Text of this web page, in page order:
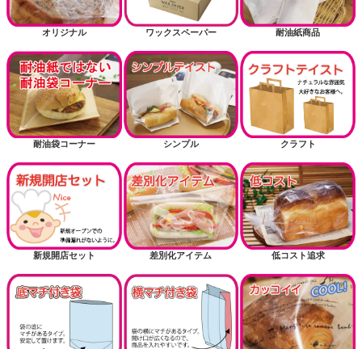
オリジナル ワックスペーパー 耐油紙商品
耐油袋コーナー シンプル クラフト
新規開店セット 差別化アイテム 低コスト追求